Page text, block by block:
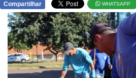
Compartilhar WHATSAPP